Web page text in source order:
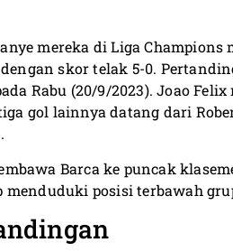
mereka di Liga Champions
skor telak 5-0.
Rabu (20/9/2023). Joao
gol lainnya datang dari
Barca ke puncak
posisi terbawah